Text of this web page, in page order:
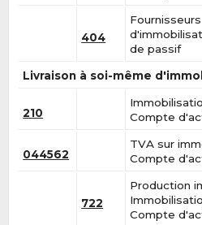
404
Fournisseurs
de passif
Livraison à soi-même
210
Compte
044562
TVA sur
Compte
722
Production
Compte